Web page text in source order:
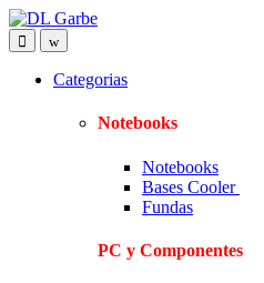
Skip
to
navigation
Skip
to
content
Categorias
Notebooks
Notebooks
Bases Cooler
Fundas
PC y Componentes